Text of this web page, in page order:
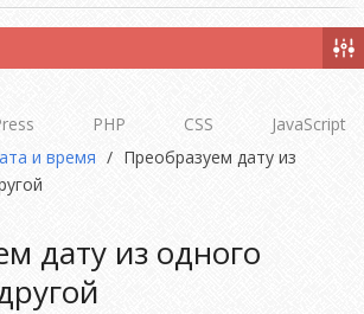
PHP CSS
JavaScript
и время / Преобразуем дату из
дату из одного